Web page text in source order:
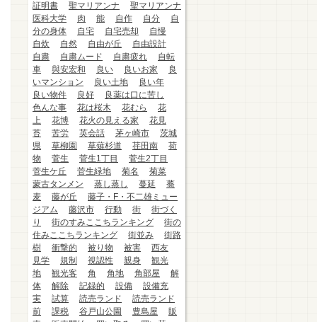
証明書
聖マリアンナ
聖マリアンナ
医科大学
肉 能 自作 自分
自
分の身体
自宅 自宅売却
自慢
自炊
自然 自由が丘
自由設計
自粛
自粛ムード 自粛疲れ
自転
車
與安宏和 良い 良いお家
良
いマンション
良い土地
良い年
良い物件
良好
良薬は口に苦し
色んな事
花は桜木 花むら
花
上
花博 花火の見える家
花見
苔
苦労 英会話 茅ヶ崎市
茨城
県
草柳園 草薙杉道 荏田南
荷
物
菅生 菅生1丁目
菅生2丁目
菅生ケ丘
菅生緑地 菊名
菊菜
蒙古タンメン
蒸し蒸し 蔓延
蕎
麦
藤が丘
藤子・F・不二雄ミュー
ジアム
藤沢市 行動 街
街づく
り
街のすみここちランキング
街の
住みここちランキング
街並み
街路
樹
衝撃的 被り物 被害
西友
見学
規制 視認性 親身
観光
地
観光客 角 角地 角部屋
解
体
解除 記録的 設備
設備充
実
試算 読売ランド
読売ランド
前
課税 谷戸山公園 豊島屋
販